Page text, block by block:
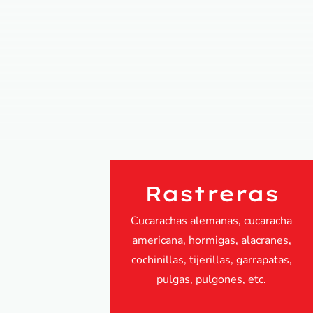
Rastreras
Cucarachas alemanas, cucaracha
americana, hormigas, alacranes,
cochinillas, tijerillas, garrapatas,
pulgas, pulgones, etc.